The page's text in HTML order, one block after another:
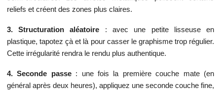
reliefs et créent des zones plus claires.
3. Structuration aléatoire : avec une petite lisseuse en
plastique, tapotez çà et là pour casser le graphisme trop régulier.
Cette irrégularité rendra le rendu plus authentique.
4. Seconde passe: une fois la première couche mate (en
général après deux heures), appliquez une seconde couche fine,